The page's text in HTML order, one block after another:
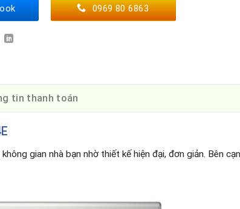
0969 80 6863
tin thanh toán
gian nhà bạn nhờ thiết kế hiện đại, đơn giản. Bên